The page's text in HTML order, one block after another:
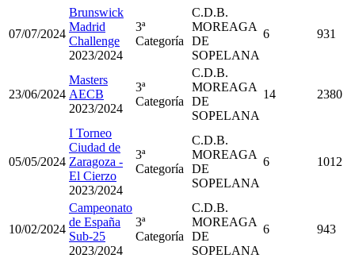
07/07/2024
Brunswick
Madrid
Challenge
2023/2024
3ª
Categoría
C.D.B.
MOREAGA
DE
SOPELANA
6 931
23/06/2024
Masters
AECB
2023/2024
3ª
Categoría
C.D.B.
MOREAGA
DE
SOPELANA
14 2380
05/05/2024
I Torneo
Ciudad de
Zaragoza -
El Cierzo
2023/2024
3ª
Categoría
C.D.B.
MOREAGA
DE
SOPELANA
6 1012
10/02/2024
Campeonato
de España
Sub-25
2023/2024
3ª
Categoría
C.D.B.
MOREAGA
DE
SOPELANA
6 943